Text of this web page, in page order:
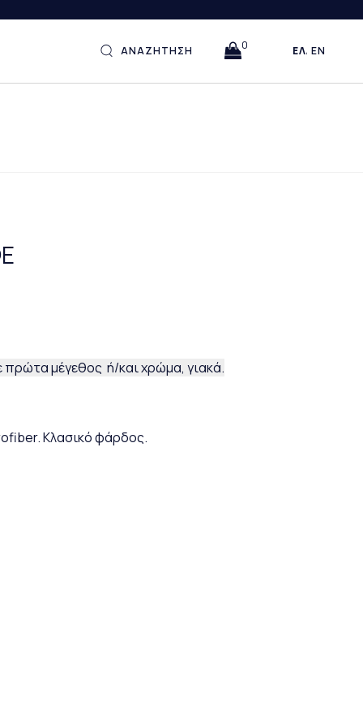
0
ΑΝΑΖΗΤΗΣΗ ΕΛΛΗΝΙΚΆ
ENGLISH
πρώτα μέγεθος ή/και χρώμα, γιακά.
Κλασικό φάρδος.